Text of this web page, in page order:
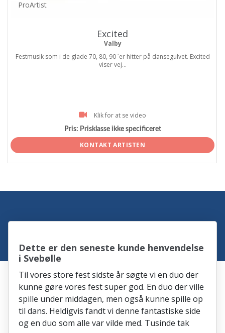
ProArtist
Excited
Valby
Festmusik som i de glade 70, 80, 90 ´er hitter på dansegulvet. Excited
viser vej...
Klik for at se video
Pris: Prisklasse ikke specificeret
KONTAKT ARTISTEN
Dette er den seneste kunde henvendelse
i Svebølle
Til vores store fest sidste år søgte vi en duo der
kunne gøre vores fest super god. En duo der ville
spille under middagen, men også kunne spille op
til dans. Heldigvis fandt vi denne fantastiske side
og en duo som alle var vilde med. Tusinde tak